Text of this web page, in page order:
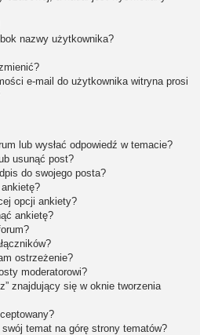
nazwy użytkownika?
e-mail do użytkownika witryna prosi
lub wysłać odpowiedź w temacie?
usunąć post?
do swojego posta?
opcji ankiety?
ankietę?
ostrzeżenie?
moderatorowi?
znajdujący się w oknie tworzenia
temat na górę strony tematów?